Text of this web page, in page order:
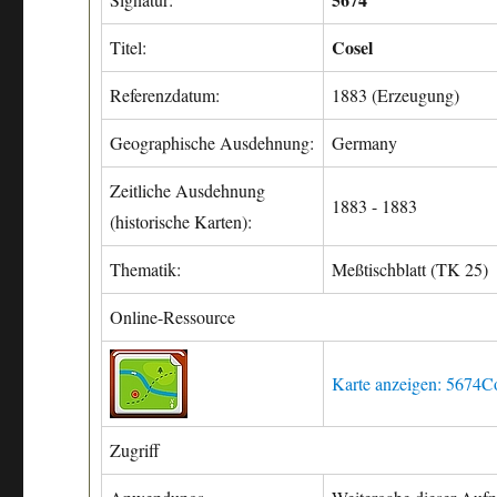
Titel: Cosel
Referenzdatum: 1883 (Erzeugung)
Geographische Ausdehnung: Germany
Zeitliche Ausdehnung
(historische Karten):
1883 - 1883
Thematik: Meßtischblatt (TK 25)
Online-Ressource
Karte anzeigen:
Zugriff